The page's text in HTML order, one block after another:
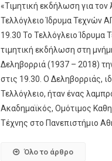
«Τιμητική εκδήλωση για τον
Τελλόγλειο Ίδρυμα Τεχνών
19.30 Το Τελλόγλειο Ίδρυμα
τιμητική εκδήλωση στη
Δεληβορριά (1937 – 2018)
στις 19.30. Ο Δεληβορριάς,
Τελλόγλειο, ήταν ένας
Ακαδημαϊκός, Ομότιμος
Τέχνης στο Πανεπιστήμιο
Όλο το άρθρο